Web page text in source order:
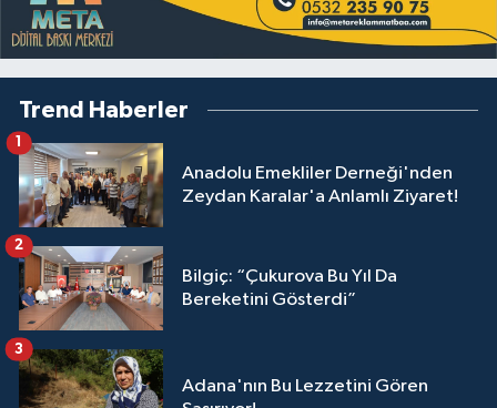
Trend Haberler
Anadolu Emekliler Derneği'nden
Zeydan Karalar'a Anlamlı Ziyaret!
1
Bilgiç: “Çukurova Bu Yıl Da
Bereketini Gösterdi”
2
Adana'nın Bu Lezzetini Gören
3